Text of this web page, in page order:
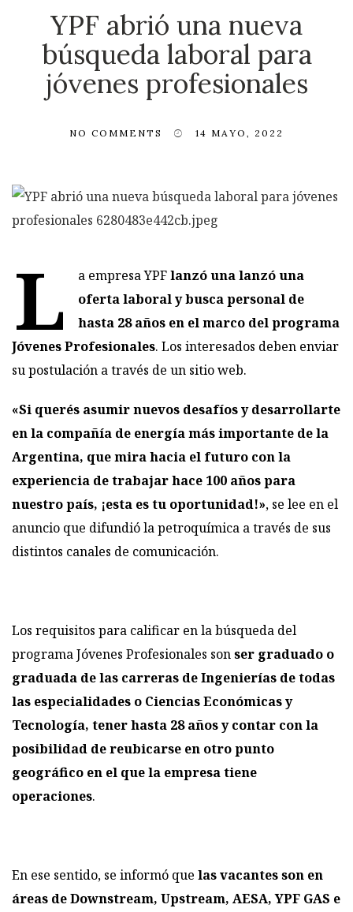
YPF abrió una nueva
búsqueda laboral para
jóvenes profesionales
NO COMMENTS 14 MAYO, 2022
L a empresa YPFlanzó una lanzó una
oferta laboral y busca personal de
hasta 28 años en el marco del programa
Jóvenes Profesionales. Los interesados deben enviar
su postulación a través de un sitio web.
«Si querés asumir nuevos desafíos y desarrollarte
en la compañía de energía más importante de la
Argentina, que mira hacia el futuro con la
experiencia de trabajar hace 100 años para
nuestro país, ¡esta es tu oportunidad!», se lee en el
anuncio que difundió la petroquímica a través de sus
distintos canales de comunicación.
Los requisitos para calificar en la búsqueda del
programa Jóvenes Profesionales sonser graduado o
graduada de las carreras de Ingenierías de todas
las especialidades o Ciencias Económicas y
Tecnología, tener hasta 28 años y contar con la
posibilidad de reubicarse en otro punto
geográfico en el que la empresa tiene
operaciones.
En ese sentido, se informó que las vacantes son en
áreas de Downstream, Upstream, AESA, YPF GAS e